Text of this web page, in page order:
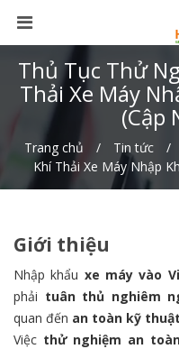
Thủ Tục Thử
Thải Xe Máy
(Cập
Trang chủ Tin tức
Khí Thải Xe Máy Nhập
Giới thiệu
Nhập khẩu xe máy vào
phải tuân thủ nghiêm
quan đến an toàn kỹ
Việc thử nghiệm an